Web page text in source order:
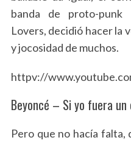
banda de proto-
Lovers, decidió hacer la
y jocosidad de muchos.
httpv://
Beyoncé – Si yo fuera un
Pero que no hacía falta,